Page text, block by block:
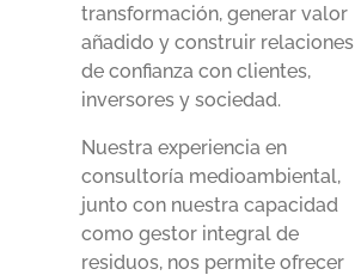
transformación, generar valor
añadido y construir relaciones
de confianza con clientes,
inversores y sociedad.
Nuestra experiencia en
consultoría medioambiental,
junto con nuestra capacidad
como gestor integral de
residuos, nos permite ofrecer